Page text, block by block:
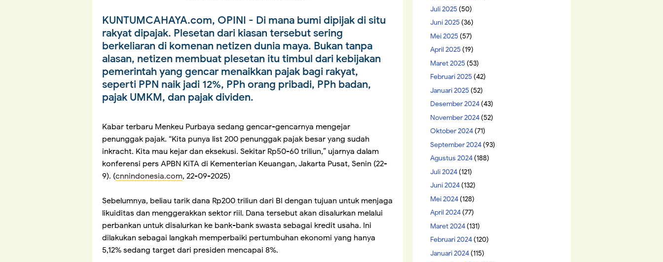
KUNTUMCAHAYA.com, OPINI - Di mana bumi dipijak di situ
rakyat dipajak. Plesetan dari kiasan tersebut sering
berkeliaran di komenan netizen dunia maya. Bukan tanpa
alasan, netizen membuat plesetan itu timbul dari kebijakan
pemerintah yang gencar menaikkan pajak bagi rakyat,
seperti PPN naik jadi 12%, PPh orang pribadi, PPh badan,
pajak UMKM, dan pajak dividen.
Kabar terbaru Menkeu Purbaya sedang gencar-gencarnya mengejar
penunggak pajak. “Kita punya list 200 penunggak pajak besar yang sudah
inkracht. Kita mau kejar dan eksekusi. Sekitar Rp50-60 triliun,” ujarnya dalam
konferensi pers APBN KiTA di Kementerian Keuangan, Jakarta Pusat, Senin (22-
9). (cnnindonesia.com, 22-09-2025)
Sebelumnya, beliau tarik dana Rp200 triliun dari BI dengan tujuan untuk menjaga
likuiditas dan menggerakkan sektor riil. Dana tersebut akan disalurkan melalui
perbankan untuk disalurkan ke bank-bank swasta sebagai kredit usaha. Ini
dilakukan sebagai langkah memperbaiki pertumbuhan ekonomi yang hanya
5,12% sedang target dari presiden mencapai 8%.
Juli 2025 (50)
Juni 2025 (36)
Mei 2025 (57)
April 2025 (19)
Maret 2025 (53)
Februari 2025 (42)
Januari 2025 (52)
Desember 2024(43)
November 2024(52)
Oktober 2024(71)
September 2024(93)
Agustus 2024(188)
Juli 2024(121)
Juni 2024(132)
Mei 2024(128)
April 2024(77)
Maret 2024(131)
Februari 2024(120)
Januari 2024(115)